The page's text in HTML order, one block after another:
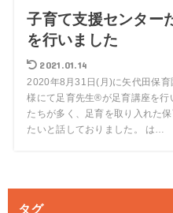
子育て支援センター
を行いました
2021.01.14
2020年8月31日(月)に矢代田保
様にて足育先生®が足育講座を行
たちが多く、足育を取り入れた
たいと話しておりました。 は…
タグ